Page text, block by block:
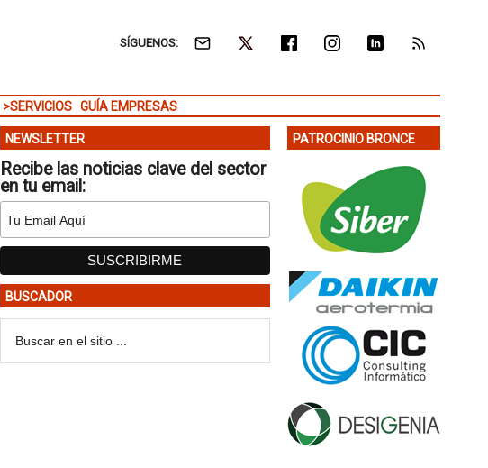
SÍGUENOS:
>SERVICIOS GUÍA EMPRESAS
NEWSLETTER
Recibe las noticias clave del sector
en tu email:
BUSCADOR
PATROCINIO BRONCE